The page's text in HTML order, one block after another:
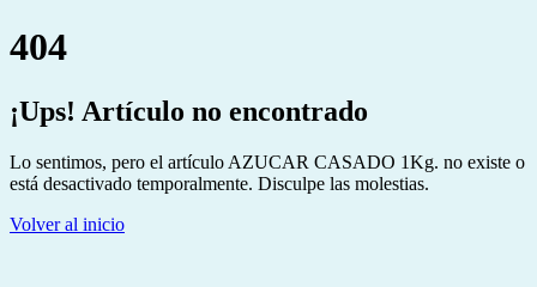
404
¡Ups! Artículo no encontrado
Lo sentimos, pero el artículo AZUCAR CASADO 1Kg. no existe o
está desactivado temporalmente. Disculpe las molestias.
Volver al inicio